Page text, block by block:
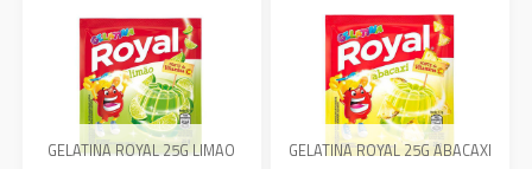
GELATINA ROYAL 25G LIMAO GELATINA ROYAL 25G ABACAXI